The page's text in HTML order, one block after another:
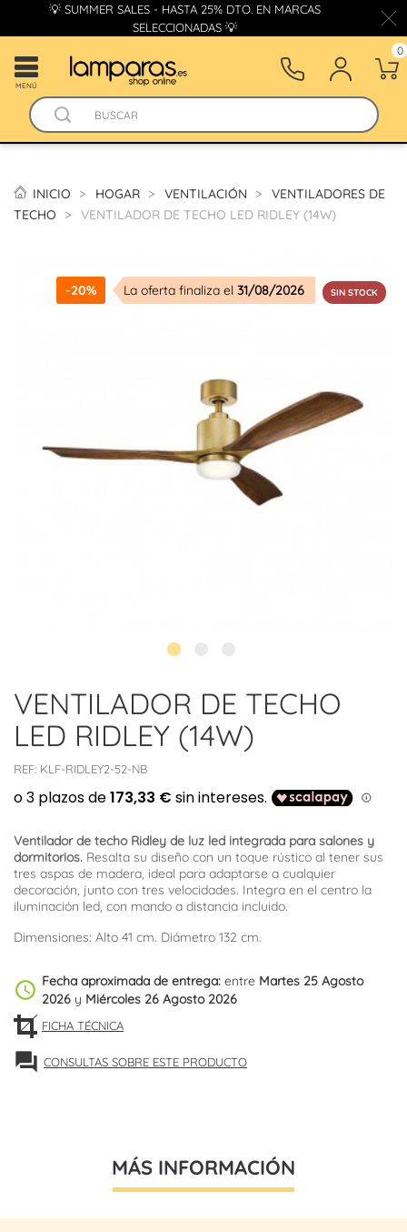
💡 SUMMER SALES - HASTA 25% DTO. EN MARCAS
SELECCIONADAS 💡
MENÚ
0
INICIO HOGAR VENTILACIÓN
VENTILADORES DE
TECHO
VENTILADOR DE TECHO LED RIDLEY (14W)
-20% La oferta finaliza el 31/08/2026 SIN STOCK
VENTILADOR DE TECHO
LED RIDLEY (14W)
REF: KLF-RIDLEY2-52-NB
Ventilador de techo Ridley de luz led integrada para salones y
dormitorios. Resalta su diseño con un toque rústico al tener sus
tres aspas de madera, ideal para adaptarse a cualquier
decoración, junto con tres velocidades. Integra en el centro la
iluminación led, con mando a distancia incluido.
Dimensiones: Alto 41 cm. Diámetro 132 cm.
schedule Fecha aproximada de entrega: entre Martes 25 Agosto
2026 y Miércoles 26 Agosto 2026
FICHA TÉCNICA
forum CONSULTAS SOBRE ESTE PRODUCTO
MÁS INFORMACIÓN